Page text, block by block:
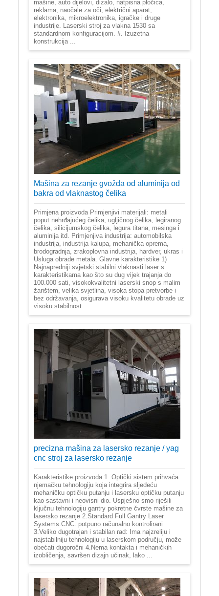
mašine, auto dijelovi, dizalo, natpisna pločica,
reklama, naočale za oči, električni aparat,
elektronika, mikroelektronika, igračke i druge
industrije. Laserski stroj za vlakna 1530 sa
standardnom konfiguracijom. #. Izuzetna
konstrukcija ...
Mašina za rezanje gvožđa od aluminija od
bakra od vlaknastog čelika
Primjena proizvoda Primjenjivi materijali: metali
poput nehrđajućeg čelika, ugljičnog čelika, legiranog
čelika, silicijumskog čelika, legura titana, mesinga i
aluminija itd. Primjenjiva industrija: automobilska
industrija, industrija kalupa, mehanička oprema,
brodogradnja, zrakoplovna industrija, hardver, ukras i
Usluga obrade metala. Glavne karakteristike 1)
Najnapredniji svjetski stabilni vlaknasti laser s
karakteristikama kao što su dug vijek trajanja do
100.000 sati, visokokvalitetni laserski snop s malim
žarištem, velika svjetlina, visoka stopa pretvorbe i
bez održavanja, osigurava visoku kvalitetu obrade uz
visoku stabilnost. ..
precizna mašina za lasersko rezanje / yag
cnc stroj za lasersko rezanje
Karakteristike proizvoda 1. Optički sistem prihvaća
njemačku tehnologiju koja integrira sljedeću
mehaničku optičku putanju i lasersku optičku putanju
kao sastavni i neovisni dio. Uspješno smo riješili
ključnu tehnologiju gantry pokretne čvrste mašine za
lasersko rezanje 2.Standard Full Gantry Laser
Systems.CNC: potpuno računalno kontrolirani
3.Veliko dugotrajan i stabilan rad: Ima najzreliju i
najstabilniju tehnologiju u laserskom području, može
obećati dugoročni 4.Nema kontakta i mehaničkih
izobličenja, savršen dizajn učinak, lako ...